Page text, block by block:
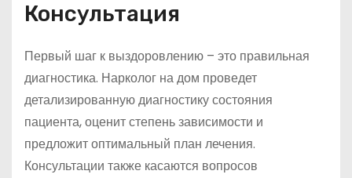
Консультация
Первый шаг к выздоровлению – это правильная
диагностика. Нарколог на дом проведет
детализированную диагностику состояния
пациента, оценит степень зависимости и
предложит оптимальный план лечения.
Консультации также касаются вопросов